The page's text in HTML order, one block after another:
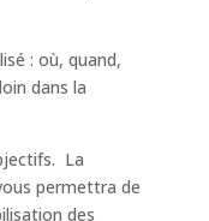
: où, quand,
dans la
La
permettra de
des